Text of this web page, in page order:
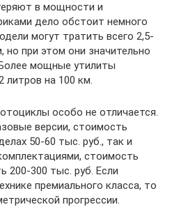
в мощности и
дело обстоит немного
могут тратить всего 2,5-
но при этом они значительно
мощные утилиты
литров на 100 км.
особо не отличается.
версии, стоимость
50-60 тыс. руб., так и
стоимость
200-300 тыс. руб. Если
премиального класса, то
прогрессии.